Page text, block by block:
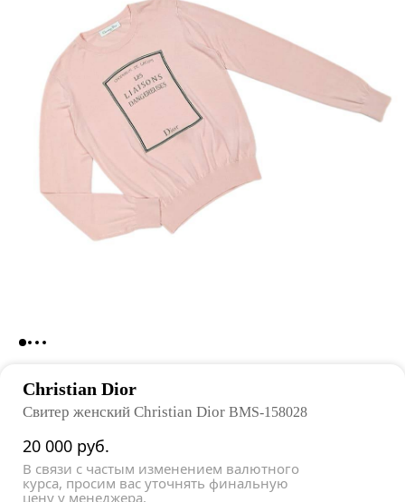
Christian Dior
Свитер женский Christian Dior BMS-158028
20 000 руб.
В связи с частым изменением валютного
курса, просим вас уточнять финальную
цену у менеджера.